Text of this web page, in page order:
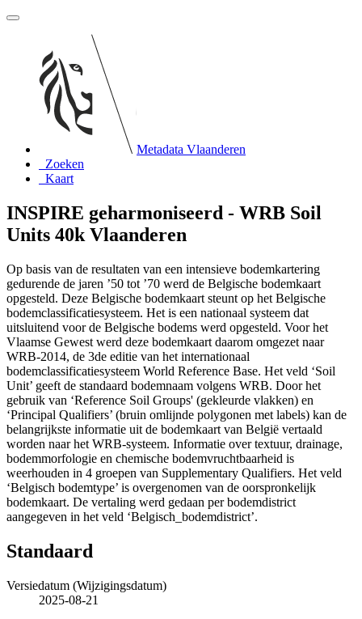
Metadata Vlaanderen
Zoeken
Kaart
INSPIRE geharmoniseerd - WRB Soil
Units 40k Vlaanderen
Op basis van de resultaten van een intensieve bodemkartering
gedurende de jaren ’50 tot ’70 werd de Belgische bodemkaart
opgesteld. Deze Belgische bodemkaart steunt op het Belgische
bodemclassificatiesysteem. Het is een nationaal systeem dat
uitsluitend voor de Belgische bodems werd opgesteld. Voor het
Vlaamse Gewest werd deze bodemkaart daarom omgezet naar
WRB-2014, de 3de editie van het internationaal
bodemclassificatiesysteem World Reference Base. Het veld ‘Soil
Unit’ geeft de standaard bodemnaam volgens WRB. Door het
gebruik van ‘Reference Soil Groups' (gekleurde vlakken) en
‘Principal Qualifiers’ (bruin omlijnde polygonen met labels) kan de
belangrijkste informatie uit de bodemkaart van België vertaald
worden naar het WRB-systeem. Informatie over textuur, drainage,
bodemmorfologie en chemische bodemvruchtbaarheid is
weerhouden in 4 groepen van Supplementary Qualifiers. Het veld
‘Belgisch bodemtype’ is overgenomen van de oorspronkelijk
bodemkaart. De vertaling werd gedaan per bodemdistrict
aangegeven in het veld ‘Belgisch_bodemdistrict’.
Standaard
Versiedatum (Wijzigingsdatum)
2025-08-21